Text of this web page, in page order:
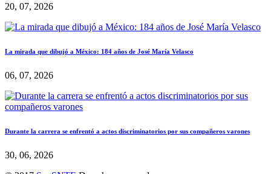
20, 07, 2026
La mirada que dibujó a México: 184 años de José María Velasco
06, 07, 2026
Durante la carrera se enfrentó a actos discriminatorios por sus compañeros varones
30, 06, 2026